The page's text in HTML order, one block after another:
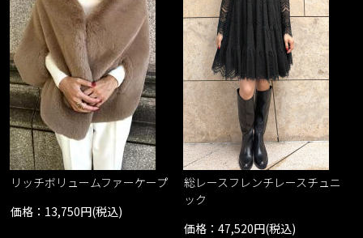
リッチボリュームファーケープ
価格：13,750円(税込)
総レースフレンチレースチュニ
ック
価格：47,520円(税込)